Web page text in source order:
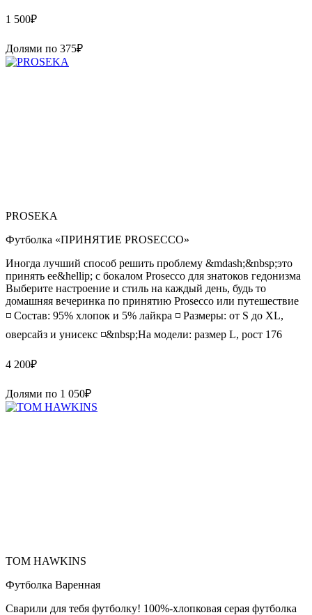
1 500₽
Долями по 375₽
PROSEKA
Футболка «ПРИНЯТИЕ PROSECCO»
Иногда лучший способ решить проблему &mdash;&nbsp;это
принять ее&hellip; с бокалом Prosecco для знатоков гедонизма
Выберите настроение и стиль на каждый день, будь то
домашняя вечеринка по принятию Prosecco или путешествие
◽️ Состав: 95% хлопок и 5% лайкра ◽️ Размеры: от S до XL,
оверсайз и унисекс ◽️&nbsp;На модели: размер L, рост 176
4 200₽
Долями по 1 050₽
TOM HAWKINS
Футболка Варенная
Сварили для тебя футболку! 100%-хлопковая серая футболка